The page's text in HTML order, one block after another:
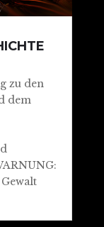
zu den
dem